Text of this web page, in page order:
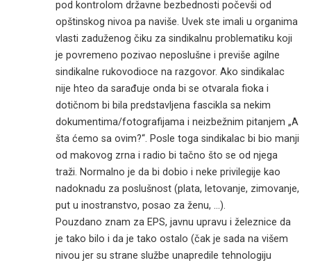
pod kontrolom državne bezbednosti počevši od
opštinskog nivoa pa naviše. Uvek ste imali u organima
vlasti zaduženog čiku za sindikalnu problematiku koji
je povremeno pozivao neposlušne i previše agilne
sindikalne rukovodioce na razgovor. Ako sindikalac
nije hteo da sarađuje onda bi se otvarala fioka i
dotičnom bi bila predstavljena fascikla sa nekim
dokumentima/fotografijama i neizbežnim pitanjem „A
šta ćemo sa ovim?“. Posle toga sindikalac bi bio manji
od makovog zrna i radio bi tačno što se od njega
traži. Normalno je da bi dobio i neke privilegije kao
nadoknadu za poslušnost (plata, letovanje, zimovanje,
put u inostranstvo, posao za ženu, …).
Pouzdano znam za EPS, javnu upravu i železnice da
je tako bilo i da je tako ostalo (čak je sada na višem
nivou jer su strane službe unapredile tehnologiju